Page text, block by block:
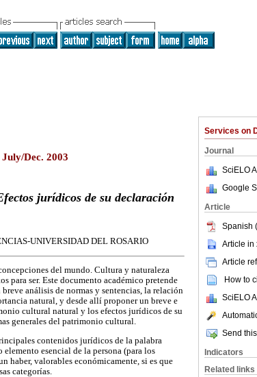
Services on
Journal
SciELO
Google
Article
Spanish
Article in
Article
How to
SciELO
Send
Indicators
Related links
Dec. 2003
jurídicos de su declaración
UNIVERSIDAD DEL ROSARIO
del mundo. Cultura y naturaleza
para ser. Este documento académico pretende
análisis de normas y sentencias, la relación
natural, y desde allí proponer un breve e
cultural natural y los efectos jurídicos de su
generales del patrimonio cultural.
contenidos jurídicos de la palabra
esencial de la persona (para los
haber, valorables económicamente, si es que
categorías.